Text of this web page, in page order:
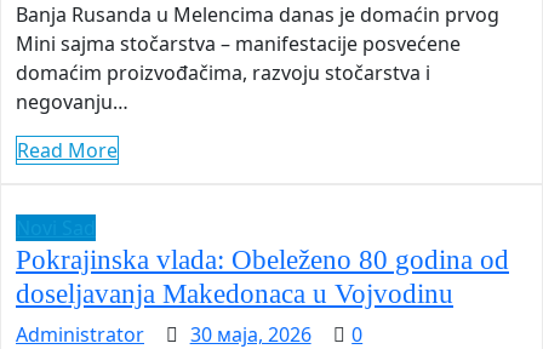
Banja Rusanda u Melencima danas je domaćin prvog
Mini sajma stočarstva – manifestacije posvećene
domaćim proizvođačima, razvoju stočarstva i
negovanju…
Read More
Pokrajinska vlada: Obeleženo 80 godina od
doseljavanja Makedonaca u Vojvodinu
Administrator 30 маја, 2026
0